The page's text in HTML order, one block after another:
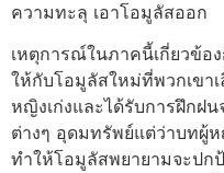
ความทะลุ เอาโอมูลัสออก
เหตุการณ์ในภาคนี้เกี่ยวข้อ
ให้กับโอมูลัสใหม่ที่พวกเขา
หญิงเก่งและได้รับการฝึกฝ
ต่างๆ อุดมทรัพย์แต่ว่าบทผู้
ทำให้โอมูลัสพยายามจะปก